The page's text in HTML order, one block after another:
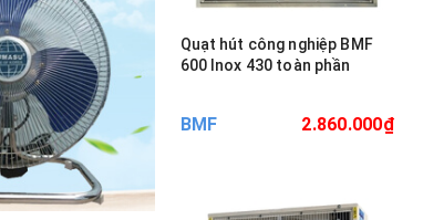
Quạt hút công nghiệp BMF
600 Inox 430 toàn phần
BMF 2.860.000₫